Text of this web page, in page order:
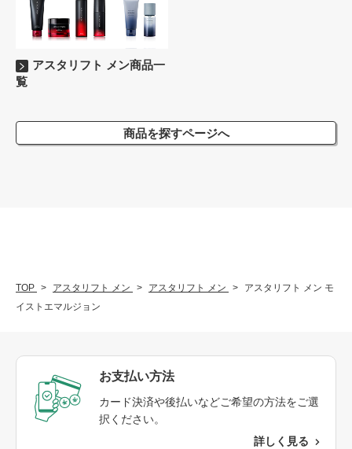
アスタリフト メン商品一
覧
商品を探すページへ
TOP アスタリフト メン アスタリフト メン
アスタリフト メン モ
イストエマルジョン
お支払い方法
カード決済や後払いなどご希望の方法をご選
択ください。
詳しく見る